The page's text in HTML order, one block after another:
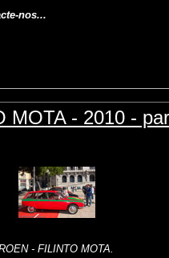
nos...
MOTA - 2010 -
- FILINTO MOTA.